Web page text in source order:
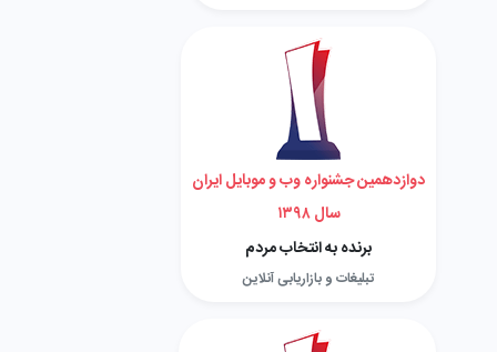
دوازدهمین جشنواره وب و موبایل ایران
سال ۱۳۹۸
برنده به انتخاب مردم
تبلیغات و بازاریابی آنلاین